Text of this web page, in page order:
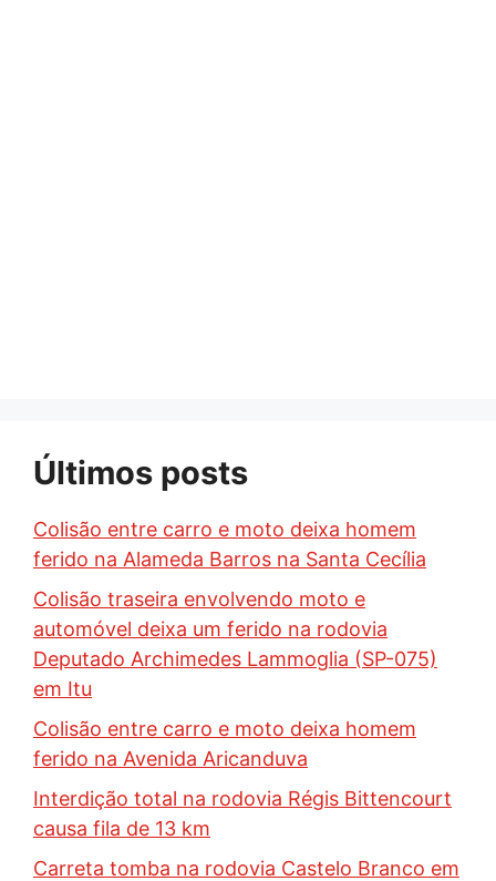
Últimos posts
Colisão entre carro e moto deixa homem
ferido na Alameda Barros na Santa Cecília
Colisão traseira envolvendo moto e
automóvel deixa um ferido na rodovia
Deputado Archimedes Lammoglia (SP-075)
em Itu
Colisão entre carro e moto deixa homem
ferido na Avenida Aricanduva
Interdição total na rodovia Régis Bittencourt
causa fila de 13 km
Carreta tomba na rodovia Castelo Branco em